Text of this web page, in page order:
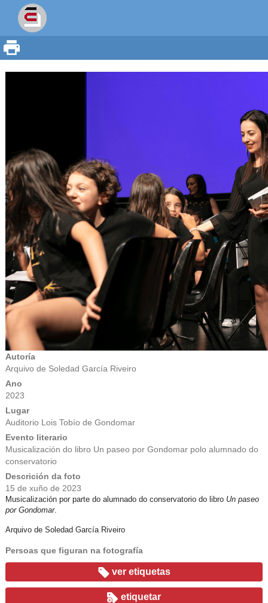
Autoría
Arquivo de Soledad García Riveiro
Ano
2023
Lugar
Auditorio Lois Tobío de Gondomar
Evento literario
Musicalización do libro Un paseo por Gondomar polo alumnado do
conservatorio
Descrición da foto
15 de xuño de 2023
Musicalización por parte do alumnado do conservatorio do libro Un paseo
por Gondomar.
Arquivo de Soledad García Riveiro
Persoas que figuran na fotografía
ver etiquetas
etiquetar